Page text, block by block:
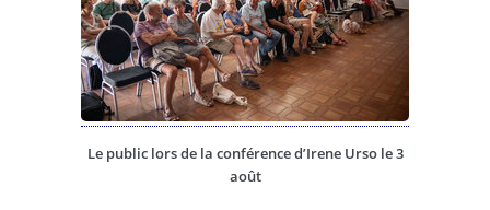
Le public lors de la conférence d’Irene Urso le 3
août